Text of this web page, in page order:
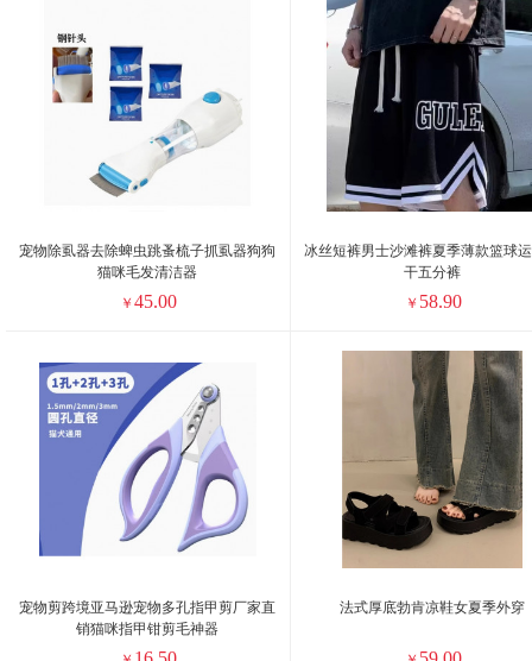
宠物除虱器去除蜱虫跳蚤梳子抓虱器狗狗
猫咪毛发清洁器
￥ 45.00
冰丝短裤男士沙滩裤夏季薄款篮球
干五分裤
￥ 58.90
宠物剪跨境亚马逊宠物多孔指甲剪厂家直
销猫咪指甲钳剪毛神器
法式厚底勃肯凉鞋女夏季外穿